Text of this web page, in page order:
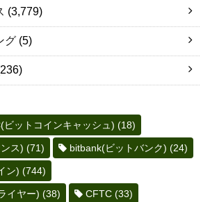
(3,779)
グ (5)
ビットコインキャッシュ) (18)
ス) (71) bitbank(ビットバンク) (24)
ン) (744)
イヤー) (38) CFTC (33)